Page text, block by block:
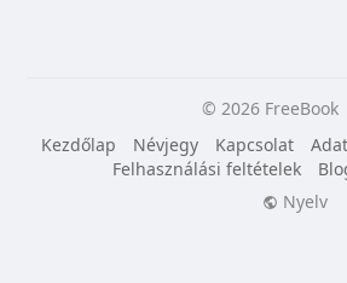
© 2026 FreeBook
Kezdőlap
Névjegy Kapcsolat
Felhasználási feltételek
Nyelv